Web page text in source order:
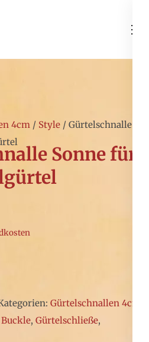
4cm / Style / Gürtelschnalle
Sonne für
Gürtelschnallen 4cm
Buckle, Gürtelschließe,